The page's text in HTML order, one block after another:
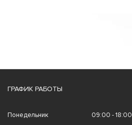
ГРАФИК РАБОТЫ
Понедельник 09:00 - 18:00